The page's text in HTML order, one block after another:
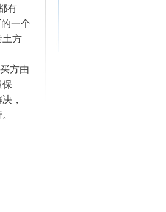
有
一个
土方
方由
保
，